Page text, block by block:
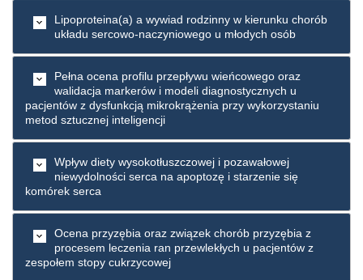
Lipoproteina(a) a wywiad rodzinny w kierunku chorób
układu sercowo-naczyniowego u młodych osób
Pełna ocena profilu przepływu wieńcowego oraz
walidacja markerów i modeli diagnostycznych u
pacjentów z dysfunkcją mikrokrążenia przy wykorzystaniu
metod sztucznej inteligencji
Wpływ diety wysokotłuszczowej i pozawałowej
niewydolności serca na apoptozę i starzenie się
komórek serca
Ocena przyzębia oraz związek chorób przyzębia z
procesem leczenia ran przewlekłych u pacjentów z
zespołem stopy cukrzycowej